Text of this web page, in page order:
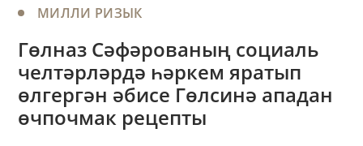
МИЛЛИ РИЗЫК
Гөлназ Сәфәрованың социаль
челтәрләрдә һәркем яратып
өлгергән әбисе Гөлсинә ападан
өчпочмак рецепты